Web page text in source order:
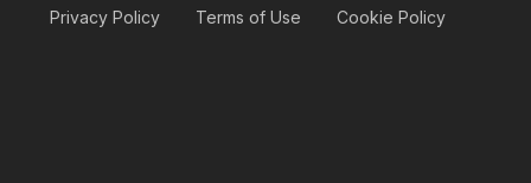
Privacy Policy
Terms of Use Cookie Policy